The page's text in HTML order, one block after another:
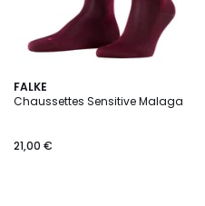
FALKE
Chaussettes Sensitive Malaga
21,00 €
7
Couleurs